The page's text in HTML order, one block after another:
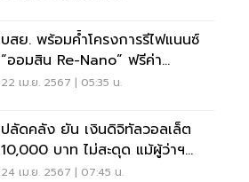
บสย. พร้อมค้ำโครงการรีไฟแนนซ์
“ออมสิน Re-Nano” ฟรีค่า
ธรรมเนียม 2 ปี
22 เม.ย. 2567 | 05:35 น.
ปลัดคลัง ยัน เงินดิจิทัลวอลเล็ต​
10,000​ บาท​ ไม่สะดุด แม้ผู้ว่าฯ
ธปท. ขวาง
24 เม.ย. 2567 | 07:45 น.